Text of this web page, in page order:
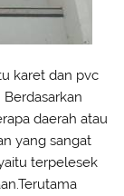
karet dan pvc
daerah atau
yang sangat
terpelesek